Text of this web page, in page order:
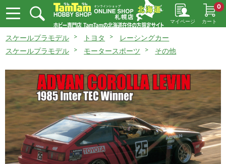
マイページ カート
0
スケールプラモデル トヨタ
レーシングカー
スケールプラモデル
モータースポーツ その他